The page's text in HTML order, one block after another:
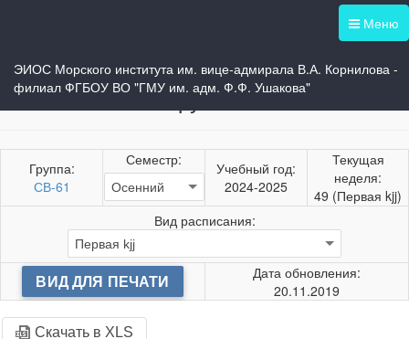
Меню
ЭИОС Морского института им. вице-адмирала В.А. Корнилова -
филиал ФГБОУ ВО "ГМУ им. адм. Ф.Ф. Ушакова"
Назад Учебное расписание
группы
Группа:
СВ-61
Семестр:
Учебный год:
2024-2025
Текущая
неделя:
49 (Первая kjj)
Вид расписания:
ВИД ДЛЯ ПЕЧАТИ
Дата обновления:
20.11.2019
Скачать в XLS